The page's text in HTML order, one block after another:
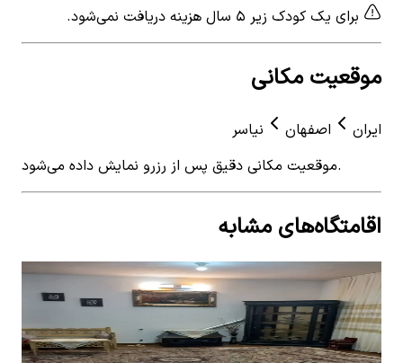
برای یک کودک زیر ۵ سال هزینه دریافت نمی‌شود.
موقعیت مکانی
ایران اصفهان
نیاسر
موقعیت مکانی دقیق پس از رزرو نمایش داده می‌شود.
اقامتگاه‌های مشابه
View details for اجاره منزل ویلایی در نیاسر - همکف
اجاره منزل ویلایی در نیاسر - همکف
1 اتاق خواب8 نفر